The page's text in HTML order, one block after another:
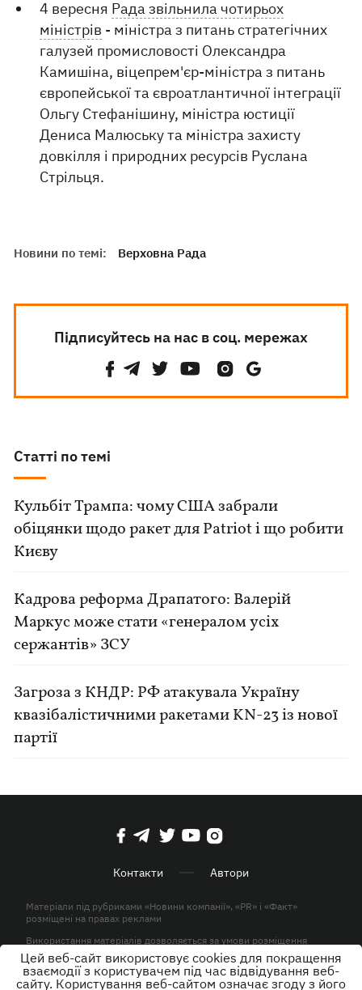
4 вересня Рада звільнила чотирьох
міністрів - міністра з питань стратегічних
галузей промисловості Олександра
Камишіна, віцепрем'єр-міністра з питань
європейської та євроатлантичної інтеграції
Ольгу Стефанішину, міністра юстиції
Дениса Малюську та міністра захисту
довкілля і природних ресурсів Руслана
Стрільця.
Новини по темі: Верховна Рада
Підписуйтесь на нас в соц. мережах
Статті по темі
Кульбіт Трампа: чому США забрали
обіцянки щодо ракет для Patriot і що робити
Києву
Кадрова реформа Драпатого: Валерій
Маркус може стати «генералом усіх
сержантів» ЗСУ
Загроза з КНДР: РФ атакувала Україну
квазібалістичними ракетами KN-23 із нової
партії
Контакти Автори
Матеріали під рубриками «Новини компанії», «PR» і «Факт»
розміщені на правах реклами
Використання матеріалів дозволяється за умови розміщення
активного гіперпосилання на KP.UA в першому абзаці.
© ТОВ «ЮЛАВ МЕДІА» 2026. Всі права захищені.
Цей веб-сайт використовує cookies для покращення
взаємодії з користувачем під час відвідування веб-
сайту. Користування веб-сайтом означає згоду з його